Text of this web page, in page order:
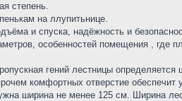
степень.
на ллупитьнице.
и спуска, надёжность и
особенностей помещения , где
гений лестницы определяется
комфортных отверстие обеспечит
ширина не менее 125 см. Ширина